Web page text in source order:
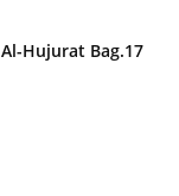
Hujurat Bag.17